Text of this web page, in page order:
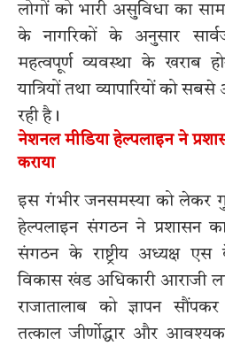
लोगों को भारी असुविधा का
के नागरिकों के अनुसार
महत्वपूर्ण व्यवस्था के खराब
यात्रियों तथा व्यापारियों को
रही है।
नेशनल मीडिया हेल्पलाइन ने
कराया
इस गंभीर जनसमस्या को लेकर
हेल्पलाइन संगठन ने प्रशासन
संगठन के राष्ट्रीय अध्यक्ष एस
विकास खंड अधिकारी आराजी
राजातालाब को ज्ञापन
तत्काल जीर्णोद्धार और